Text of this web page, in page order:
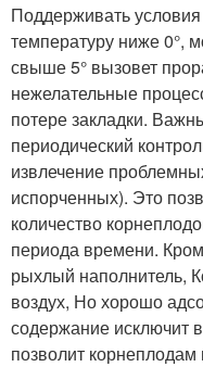
Поддерживать
температуру ниже 0°,
свыше 5° вызовет
нежелательные
потере закладки.
периодический
извлечение
испорченных). Это
количество
периода времени.
рыхлый наполнитель,
воздух, Но хорошо
содержание исключит
позволит корнеплодам